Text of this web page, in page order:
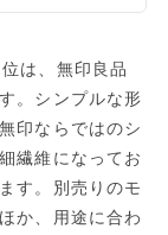
は、無印良品
。シンプルな形
印ならではのシ
繊維になってお
す。別売りのモ
か、用途に合わ